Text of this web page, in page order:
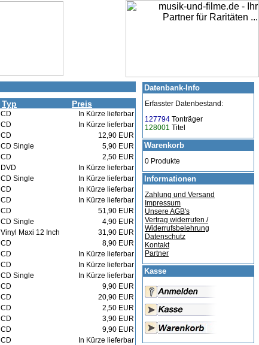
Typ Preis
CD
In Kürze lieferbar
CD
In Kürze lieferbar
CD
12,90 EUR
CD Single
5,90 EUR
CD
2,50 EUR
DVD
In Kürze lieferbar
CD Single
In Kürze lieferbar
CD
In Kürze lieferbar
CD
In Kürze lieferbar
CD
51,90 EUR
CD Single
4,90 EUR
Vinyl Maxi 12 Inch
31,90 EUR
CD
8,90 EUR
CD
In Kürze lieferbar
CD
In Kürze lieferbar
CD Single
In Kürze lieferbar
CD
9,90 EUR
CD
20,90 EUR
CD
2,50 EUR
CD
3,90 EUR
CD
9,90 EUR
CD
In Kürze lieferbar
Datenbank-Info
Erfasster Datenbestand:
127794 Tonträger
128001 Titel
Warenkorb
0 Produkte
Informationen
Zahlung und Versand
Impressum
Unsere AGB's
Vertrag widerrufen /
Widerrufsbelehrung
Datenschutz
Kontakt
Partner
Kasse